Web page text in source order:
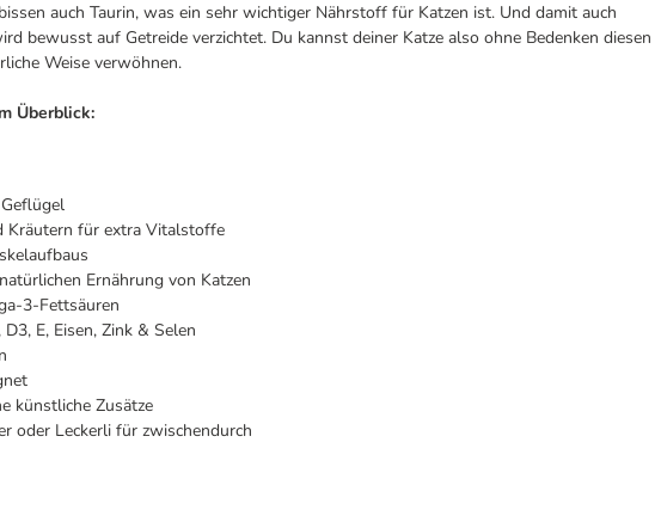
auch Taurin, was ein sehr wichtiger Nährstoff für Katzen ist. Und damit auch
bewusst auf Getreide verzichtet. Du kannst deiner Katze also ohne Bedenken diesen
Weise verwöhnen.
Überblick:
Kräutern für extra Vitalstoffe
Ernährung von Katzen
3-Fettsäuren
E, Eisen, Zink & Selen
künstliche Zusätze
oder Leckerli für zwischendurch